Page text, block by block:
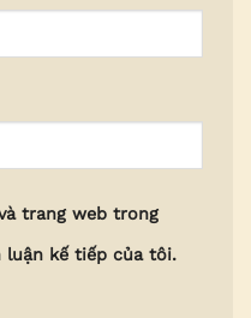
trang web trong
luận kế tiếp của tôi.